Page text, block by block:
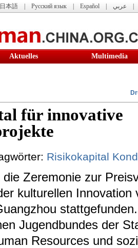
日本語 Русский язык Español عربي
Aktuelles Multimedia
für innovative
Risikokapital
Zeremonie zur
kulturellen Innovation
Jugendbundes der
Resources und